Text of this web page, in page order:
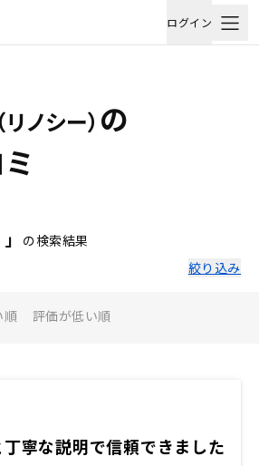
ログイン
（リノシー） の
の検索結果
絞り込み
順 評価が低い順
寧な説明で信頼できました